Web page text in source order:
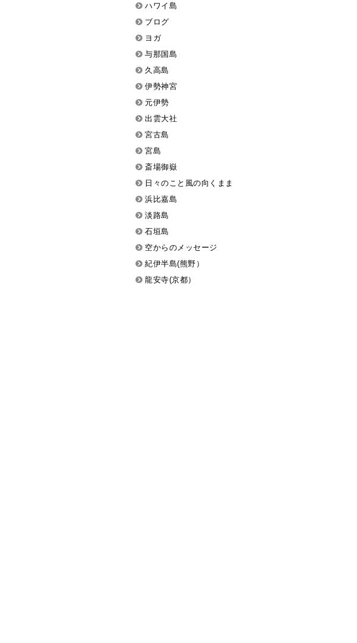
ハワイ島
ブログ
ヨガ
与那国島
久高島
伊勢神宮
元伊勢
出雲大社
宮古島
宮島
斎場御嶽
日々のこと風の向くまま
浜比嘉島
淡路島
石垣島
空からのメッセージ
紀伊半島(熊野）
龍安寺(京都）